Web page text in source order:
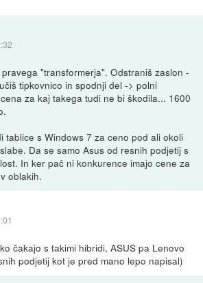
"transformerja". Odstraniš zaslon -
tipkovnico in spodnji del -> polni
za kaj takega tudi ne bi škodila... 1600
tablice s Windows 7 za ceno pod ali okoli
Da se samo Asus od resnih podjetij s
In ker pač ni konkurence imajo cene za
oblakih.
čakajo s takimi hibridi, ASUS pa Lenovo
podjetij kot je pred mano lepo napisal)